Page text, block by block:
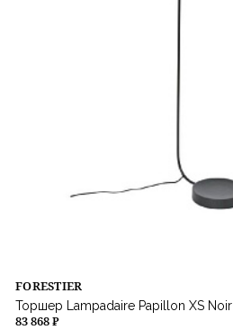
FORESTIER
Торшер Lampadaire Papillon XS Noir
83 868 ₽